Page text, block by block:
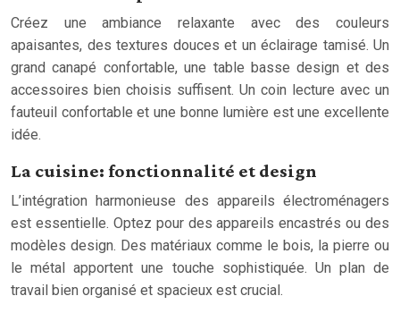
Créez une ambiance relaxante avec des couleurs
apaisantes, des textures douces et un éclairage tamisé. Un
grand canapé confortable, une table basse design et des
accessoires bien choisis suffisent. Un coin lecture avec un
fauteuil confortable et une bonne lumière est une excellente
idée.
La cuisine: fonctionnalité et design
L’intégration harmonieuse des appareils électroménagers
est essentielle. Optez pour des appareils encastrés ou des
modèles design. Des matériaux comme le bois, la pierre ou
le métal apportent une touche sophistiquée. Un plan de
travail bien organisé et spacieux est crucial.